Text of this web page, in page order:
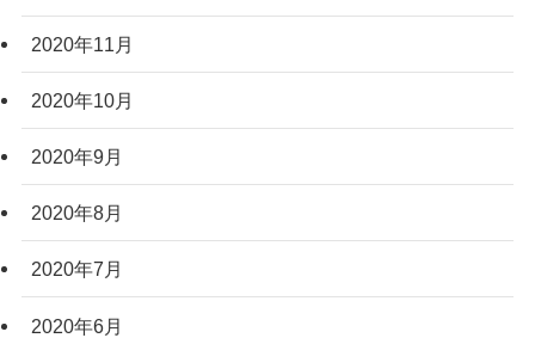
2020年11月
2020年10月
2020年9月
2020年8月
2020年7月
2020年6月